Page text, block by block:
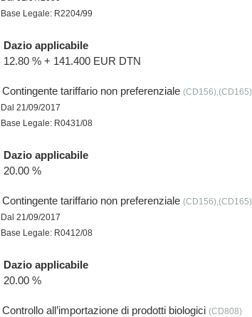
Base Legale: R2204/99
Dazio applicabile
12.80 % + 141.400 EUR DTN
Contingente tariffario non preferenziale (CD156),(CD165)
Dal 21/09/2017
Base Legale: R0431/08
Dazio applicabile
20.00 %
Contingente tariffario non preferenziale (CD156),(CD165)
Dal 21/09/2017
Base Legale: R0412/08
Dazio applicabile
20.00 %
Controllo all’importazione di prodotti biologici (CD808)